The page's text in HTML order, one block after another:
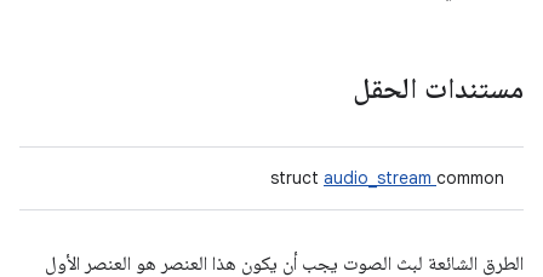
مستندات الحقل
struct audio_stream common
الطرق الشائعة لبث الصوت يجب أن يكون هذا العنصر هو العنصر الأول